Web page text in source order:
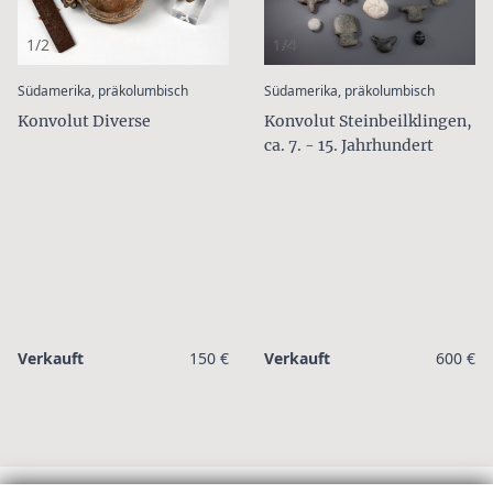
1/2
Südamerika, präkolumbisch:
Konvolut Diverse
Verkauft 150 €
1/4
Südamerika, präkolumbisch:
Konvolut Steinbeilklingen,
ca. 7. - 15. Jahrhundert
Verkauft 600 €